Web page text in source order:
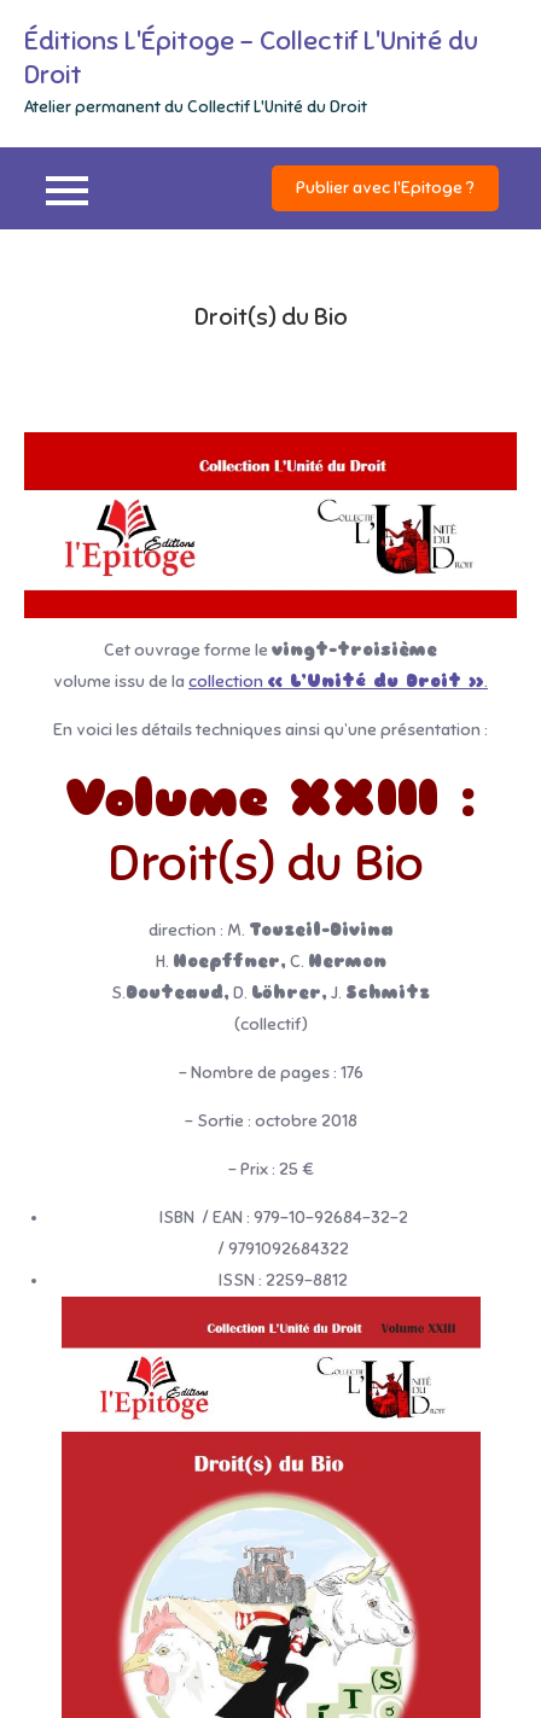
content
Éditions L'Épitoge – Collectif L'Unité du
Droit
Atelier permanent du Collectif L'Unité du Droit
Publier avec l'Epitoge ?
Droit(s) du Bio
Cet ouvrage forme le vingt-troisième
volume issu de la collection « L’Unité du Droit ».
En voici les détails techniques ainsi qu’une présentation :
Volume XXIII :
Droit(s) du Bio
direction : M. Touzeil-Divina
H. Hoepffner, C. Hermon
S.Douteaud, D. Löhrer, J. Schmitz
(collectif)
– Nombre de pages : 176
– Sortie : octobre 2018
– Prix : 25 €
ISBN / EAN : 979-10-92684-32-2
/ 9791092684322
ISSN : 2259-8812